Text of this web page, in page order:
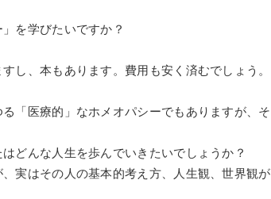
を学びたいですか？
し、本もあります。費用も安く済むでしょう。
「医療的」なホメオパシーでもありますが、そ
どんな人生を歩んでいきたいでしょうか？
実はその人の基本的考え方、人生観、世界観が